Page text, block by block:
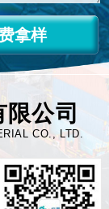
拿样
公司
CO., LTD.